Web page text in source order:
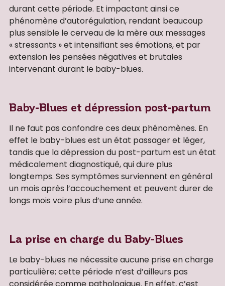
durant cette période. Et impactant ainsi ce
phénomène d’autorégulation, rendant beaucoup
plus sensible le cerveau de la mère aux messages
« stressants » et intensifiant ses émotions, et par
extension les pensées négatives et brutales
intervenant durant le baby-blues.
Baby-Blues et dépression post-partum
Il ne faut pas confondre ces deux phénomènes. En
effet le baby-blues est un état passager et léger,
tandis que la dépression du post-partum est un état
médicalement diagnostiqué, qui dure plus
longtemps. Ses symptômes surviennent en général
un mois après l’accouchement et peuvent durer de
longs mois voire plus d’une année.
La prise en charge du Baby-Blues
Le baby-blues ne nécessite aucune prise en charge
particulière; cette période n’est d’ailleurs pas